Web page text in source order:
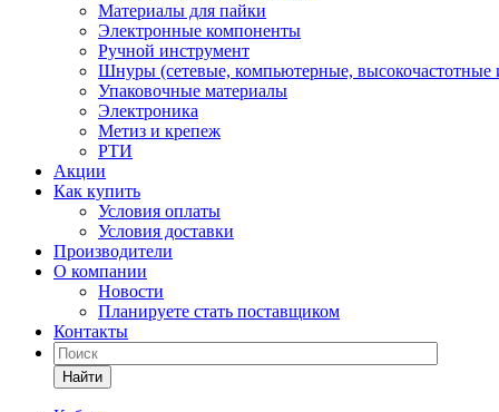
Материалы для пайки
Электронные компоненты
Ручной инструмент
Шнуры (сетевые, компьютерные, высокочастотные
Упаковочные материалы
Электроника
Метиз и крепеж
РТИ
Акции
Как купить
Условия оплаты
Условия доставки
Производители
О компании
Новости
Планируете стать поставщиком
Контакты
Найти